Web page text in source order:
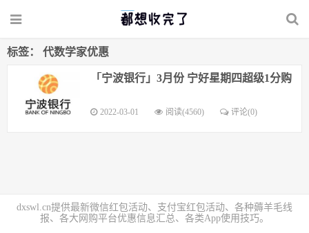
标签： 代数学家优惠
「宁波银行」3月份 宁好星期四超级1分购
2022-03-01 阅读(4560) 评论(0)
dxswl.cn提供最新微信红包活动、支付宝红包活动、各种薅羊毛线
报、各大网购平台优惠信息汇总、各类App使用技巧。